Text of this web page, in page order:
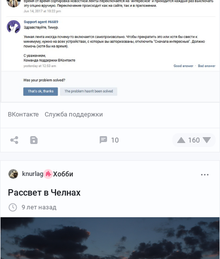
ВКонтакте Служба поддержки
10 160
knurlag Хобби
Рассвет в Челнах
9 лет назад